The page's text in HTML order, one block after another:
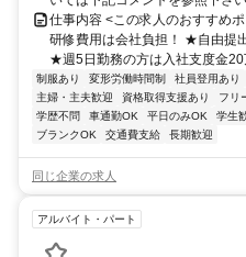
仕事内容 <この求人のおすすめ
研修費用は会社負担！ ★自由提
★週5日勤務の方は入社支度金
制服あり 変形労働時間制 社員登用あり
主婦・主夫歓迎
資格取得支援あり フリ
学歴不問
車通勤OK 平日のみOK 学生
ブランクOK
交通費支給 長期歓迎
同じ企業の求人
アルバイト・パート